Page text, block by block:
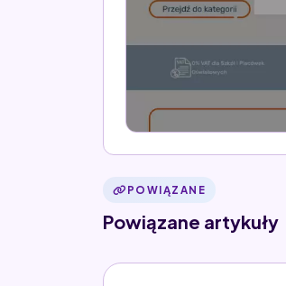
POWIĄZANE
Powiązane artykuły